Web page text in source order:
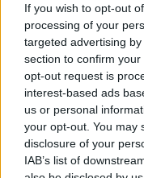
If you wish to opt-out
processing of your
targeted advertising
section to confirm
opt-out request is
interest-based ads
us or personal
your opt-out. You may
disclosure of your
IAB’s list of
ΔΕ
29°
ΤΡ